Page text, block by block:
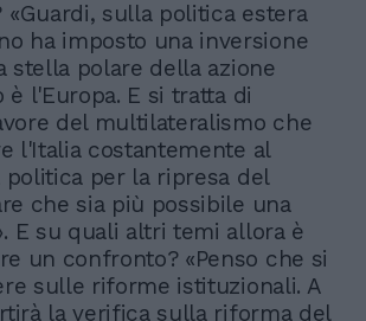
«Guardi, sulla politica estera
ha imposto una inversione
stella polare della azione
l'Europa. E si tratta di
del multilateralismo che
l'Italia costantemente al
per la ripresa del
che sia più possibile una
E su quali altri temi allora è
un confronto? «Penso che si
sulle riforme istituzionali. A
la verifica sulla riforma del